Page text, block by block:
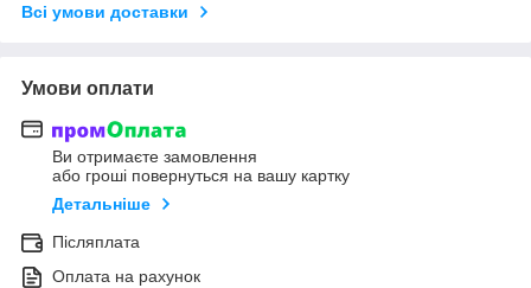
Всі умови доставки
Умови оплати
Ви отримаєте замовлення
або гроші повернуться на вашу картку
Детальніше
Післяплата
Оплата на рахунок